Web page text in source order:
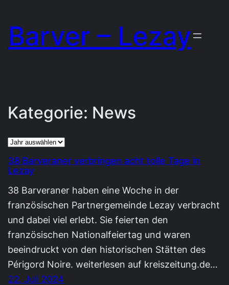
Inhalt
springen
Barver – Lezay
Kategorie: News
Archiv
38 Barveraner verbringen acht tolle Tage in
Lezay
38 Barveraner haben eine Woche in der
französischen Partnergemeinde Lezay verbracht
und dabei viel erlebt. Sie feierten den
französischen Nationalfeiertag und waren
beeindruckt von den historischen Stätten des
Périgord Noire. weiterlesen auf kreiszeitung.de…
22. Juli 2024